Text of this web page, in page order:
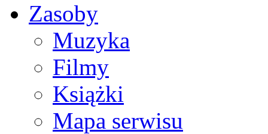
Zasoby
Muzyka
Filmy
Książki
Mapa serwisu